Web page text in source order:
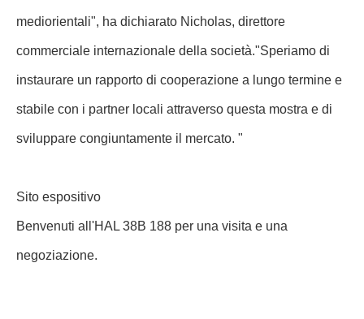
mediorientali", ha dichiarato Nicholas, direttore
commerciale internazionale della società."Speriamo di
instaurare un rapporto di cooperazione a lungo termine e
stabile con i partner locali attraverso questa mostra e di
sviluppare congiuntamente il mercato. "
Sito espositivo
Benvenuti all'HAL 38B 188 per una visita e una
negoziazione.